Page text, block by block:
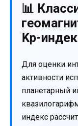
📊
Kp-
Для оценки
активности
планетарный
индекс